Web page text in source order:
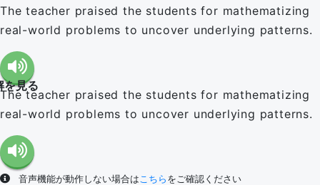
The teacher praised the students for mathematizing
real-world problems to uncover underlying patterns.
を見る
The teacher praised the students for mathematizing
real-world problems to uncover underlying patterns.
音声機能が動作しない場合は こちら をご確認ください